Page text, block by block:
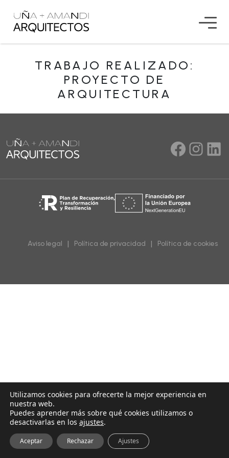
TRABAJO REALIZADO:
PROYECTO DE
ARQUITECTURA
Aviso legal | Política de privacidad | Política de cookies
Utilizamos cookies para ofrecerte la mejor experiencia en
nuestra web.
Puedes aprender más sobre qué cookies utilizamos o
desactivarlas en los ajustes.
Aceptar Rechazar Ajustes